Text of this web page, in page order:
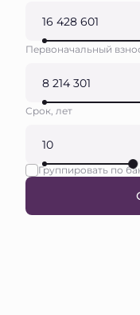
Первоначальный
Срок, лет
Группировать по